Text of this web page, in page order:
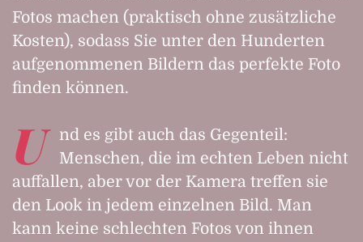
Fotos machen (praktisch ohne zusätzliche
Kosten), sodass Sie unter den Hunderten
aufgenommenen Bildern das perfekte Foto
finden können.
U
nd es gibt auch das Gegenteil:
Menschen, die im echten Leben nicht
auffallen, aber vor der Kamera treffen sie
den Look in jedem einzelnen Bild. Man
kann keine schlechten Fotos von ihnen